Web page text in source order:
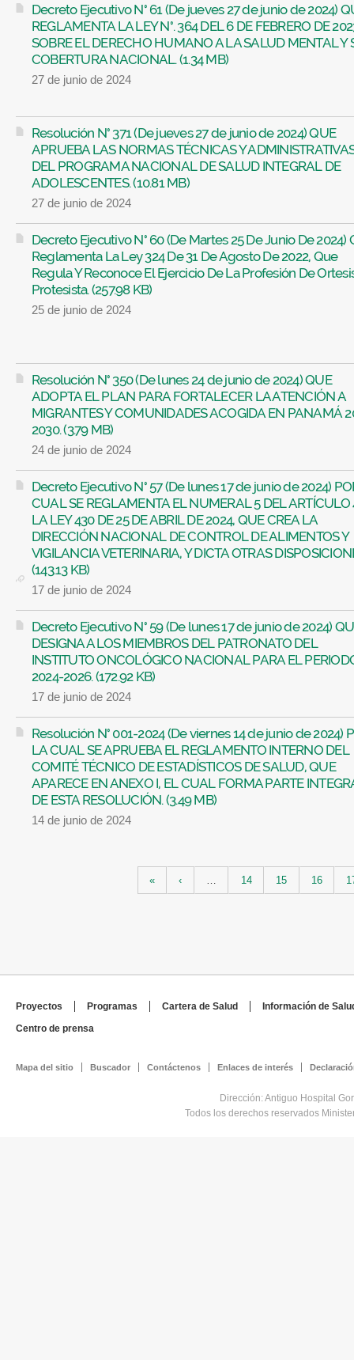
Decreto Ejecutivo N° 61 (De jueves 27 de junio de 2024)
REGLAMENTA LA LEY N°. 364 DEL 6 DE FEBRERO DE
SOBRE EL DERECHO HUMANO A LA SALUD MENTAL Y
COBERTURA NACIONAL. (1.34 MB)
27 de junio de 2024
Resolución N° 371 (De jueves 27 de junio de 2024) QUE
APRUEBA LAS NORMAS TÉCNICAS Y
DEL PROGRAMA NACIONAL DE SALUD INTEGRAL DE
ADOLESCENTES. (10.81 MB)
27 de junio de 2024
Decreto Ejecutivo N° 60 (De Martes 25 De Junio De 2024)
Reglamenta La Ley 324 De 31 De Agosto De 2022, Que
Regula Y Reconoce El Ejercicio De La Profesión De
Protesista. (257.98 KB)
25 de junio de 2024
Resolución N° 350 (De lunes 24 de junio de 2024) QUE
ADOPTA EL PLAN PARA FORTALECER LA ATENCIÓN A
MIGRANTES Y COMUNIDADES ACOGIDA EN PANAMÁ
2030. (3.79 MB)
24 de junio de 2024
Decreto Ejecutivo N° 57 (De lunes 17 de junio de 2024)
CUAL SE REGLAMENTA EL NUMERAL 5 DEL ARTÍCULO
LA LEY 430 DE 25 DE ABRIL DE 2024, QUE CREA LA
DIRECCIÓN NACIONAL DE CONTROL DE ALIMENTOS Y
VIGILANCIA VETERINARIA, Y DICTA OTRAS
(143.13 KB)
17 de junio de 2024
Decreto Ejecutivo N° 59 (De lunes 17 de junio de 2024)
DESIGNA A LOS MIEMBROS DEL PATRONATO DEL
INSTITUTO ONCOLÓGICO NACIONAL PARA EL
2024-2026. (172.92 KB)
17 de junio de 2024
Resolución N° 001-2024 (De viernes 14 de junio de 2024)
LA CUAL SE APRUEBA EL REGLAMENTO INTERNO DEL
COMITÉ TÉCNICO DE ESTADÍSTICOS DE SALUD, QUE
APARECE EN ANEXO I, EL CUAL FORMA PARTE
DE ESTA RESOLUCIÓN. (3.49 MB)
14 de junio de 2024
« ‹ 14 15 16
Proyectos Programas Cartera de Salud
Información de
Centro de prensa
Mapa del sitio Buscador Contáctenos Enlaces de interés
Dirección: Antiguo Hospital
Todos los derechos reservados